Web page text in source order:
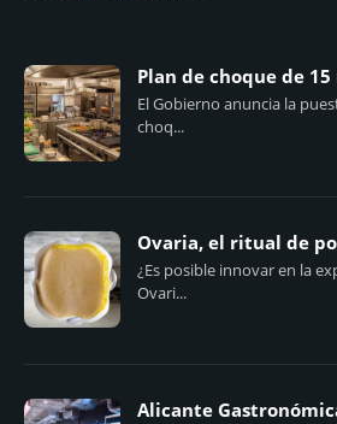
Plan de choque de
El Gobierno anuncia la
choq...
Ovaria, el ritual de
¿Es posible innovar en la
Ovari...
Alicante